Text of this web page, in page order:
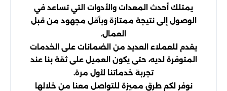
يمتلك أحدث المعدات والأدوات التي تساعد في
الوصول إلى نتيجة ممتازة وبأقل مجهود من قبل
العمال.
يقدم للعملاء العديد من الضمانات على الخدمات
المتوفرة لديه، حتى يكون العميل على ثقة بنا عند
تجربة خدماتنا لأول مرة.
نوفر لكم طرق مميزة للتواصل معنا من خلالها